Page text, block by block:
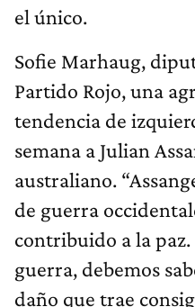
el único.
Sofie Marhaug,
Partido Rojo, una
tendencia de
semana a Julian
australiano.
de guerra
contribuido a la
guerra, debemos
daño que trae